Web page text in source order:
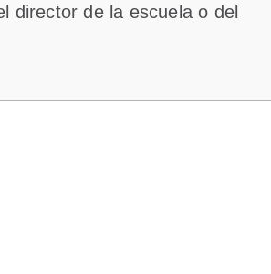
director de la escuela o del